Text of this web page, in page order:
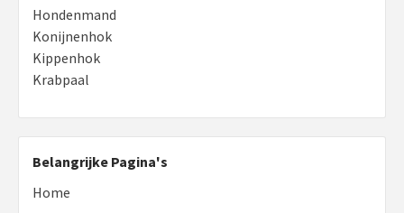
Hondenmand
Konijnenhok
Kippenhok
Krabpaal
Belangrijke Pagina's
Home